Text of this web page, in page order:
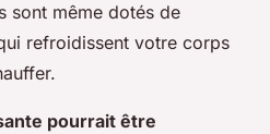
sont même dotés de
refroidissent votre corps
pourrait être